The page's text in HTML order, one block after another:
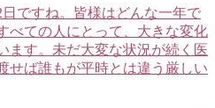
ですね。皆様はどんな一年で
べての人にとって、大きな変化
ます。未だ大変な状況が続く医
せば誰もが平時とは違う厳しい